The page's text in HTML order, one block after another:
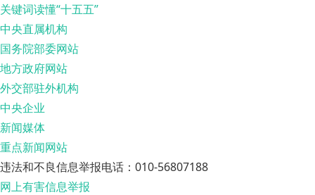
关键词读懂“十五五”
中央直属机构
国务院部委网站
地方政府网站
外交部驻外机构
中央企业
新闻媒体
重点新闻网站
违法和不良信息举报电话：010-56807188
网上有害信息举报